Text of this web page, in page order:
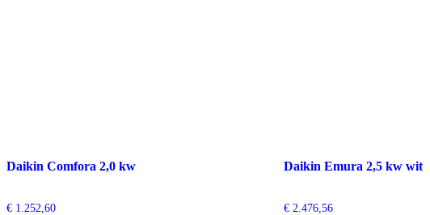
Daikin Comfora 2,0 kw
€ 1.252,60
Daikin Emura 2,5 kw wit
€ 2.476,56